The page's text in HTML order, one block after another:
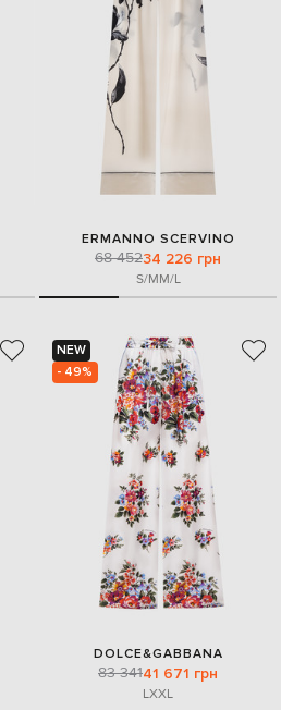
ERMANNO SCERVINO
68 45234 226 грн
S/MM/L
NEW
- 49%
DOLCE&GABBANA
83 34141 671 грн
LXXL